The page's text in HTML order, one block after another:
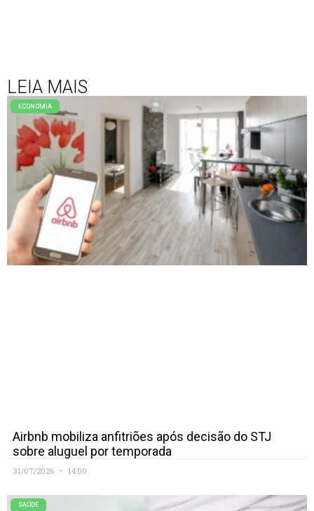
LEIA MAIS
ECONOMIA
Airbnb mobiliza anfitriões após decisão do STJ
sobre aluguel por temporada
31/07/2026 14:00
SAÚDE